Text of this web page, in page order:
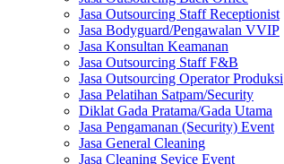
Jasa Outsourcing Staff Receptionist
Jasa Bodyguard/Pengawalan VVIP
Jasa Konsultan Keamanan
Jasa Outsourcing Staff F&B
Jasa Outsourcing Operator Produksi
Jasa Pelatihan Satpam/Security
Diklat Gada Pratama/Gada Utama
Jasa Pengamanan (Security) Event
Jasa General Cleaning
Jasa Cleaning Sevice Event